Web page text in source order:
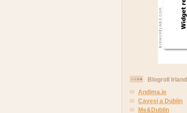
Blogroll
Andima.ie
Cavesi a Dublin
Me&Dublin